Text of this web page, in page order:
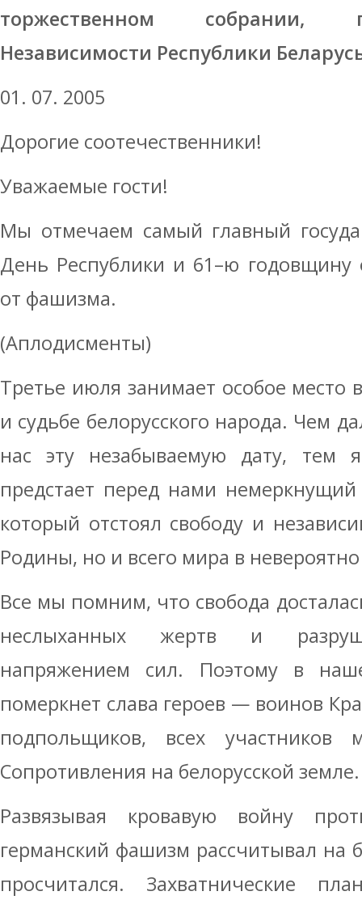
торжественном собрании,
Независимости Республики
01. 07. 2005
Дорогие соотечественники!
Уважаемые гости!
Мы отмечаем самый главный
День Республики и 61–ю годовщину
от фашизма.
(Аплодисменты)
Третье июля занимает особое место
и судьбе белорусского народа. Чем
нас эту незабываемую дату, тем
предстает перед нами
который отстоял свободу и
Родины, но и всего мира в
Все мы помним, что свобода
неслыханных жертв и
напряжением сил. Поэтому в
померкнет слава героев — воинов
подпольщиков, всех участников
Сопротивления на белорусской земле.
Развязывая кровавую войну
германский фашизм рассчитывал на
просчитался. Захватнические